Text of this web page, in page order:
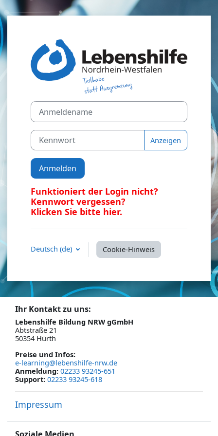
Zum Hauptinhalt
Anmelden
Anmeldename
Kennwort
Anzeigen
Anmelden
Funktioniert der Login nicht?
Kennwort vergessen?
Klicken Sie bitte hier.
Deutsch ‎(de)‎ Cookie-Hinweis
Ihr Kontakt zu uns:
Lebenshilfe Bildung NRW gGmbH
Abtstraße 21
50354 Hürth
Preise und Infos:
e-learning@lebenshilfe-nrw.de
Anmeldung: 02233 93245-651
Support: 02233 93245-618
Impressum